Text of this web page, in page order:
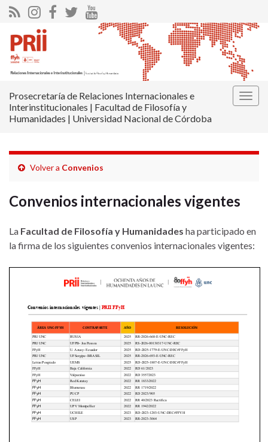
Prosecretaría de Relaciones Internacionales e
Interinstitucionales | Facultad de Filosofía y
Humanidades | Universidad Nacional de Córdoba
Volver a Convenios
Convenios internacionales vigentes
La Facultad de Filosofía y Humanidades ha participado en
la firma de los siguientes convenios internacionales vigentes: